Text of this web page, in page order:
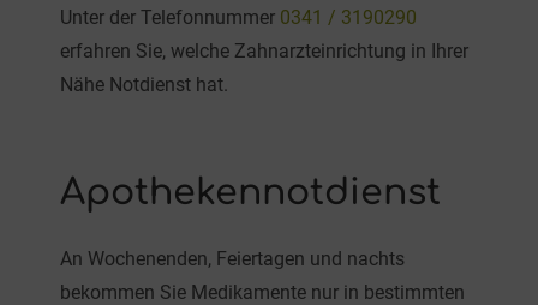
Unter der Telefonnummer 0341 / 3190290
erfahren Sie, welche Zahnarzteinrichtung in Ihrer
Nähe Notdienst hat.
Apothekennotdienst
An Wochenenden, Feiertagen und nachts
bekommen Sie Medikamente nur in bestimmten